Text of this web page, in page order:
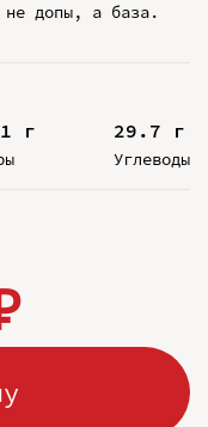
допы, а база.
г 29.7 г
Углеводы